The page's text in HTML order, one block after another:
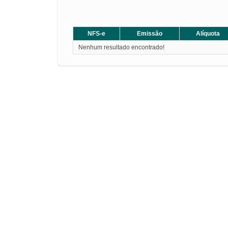
NFS-e Emissão Alíquota
Nenhum resultado encontrado!